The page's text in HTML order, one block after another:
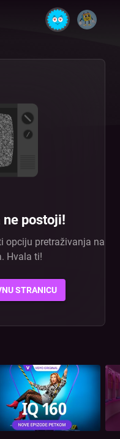
postoji!
opciju pretraživanja na
Hvala ti!
STRANICU